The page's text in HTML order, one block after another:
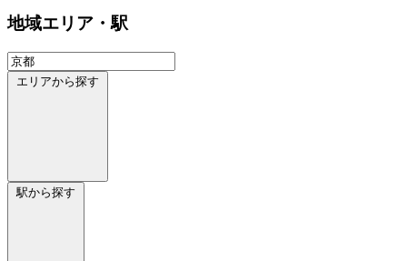
地域エリア・駅
エリアから探す
駅から探す